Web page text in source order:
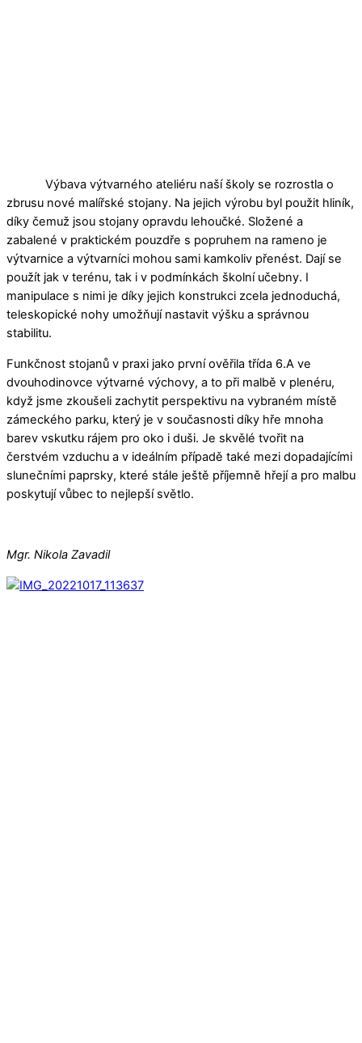
Výbava výtvarného ateliéru naší školy se rozrostla o
zbrusu nové malířské stojany. Na jejich výrobu byl použit hliník,
díky čemuž jsou stojany opravdu lehoučké. Složené a
zabalené v praktickém pouzdře s popruhem na rameno je
výtvarnice a výtvarníci mohou sami kamkoliv přenést. Dají se
použít jak v terénu, tak i v podmínkách školní učebny. I
manipulace s nimi je díky jejich konstrukci zcela jednoduchá,
teleskopické nohy umožňují nastavit výšku a správnou
stabilitu.
Funkčnost stojanů v praxi jako první ověřila třída 6.A ve
dvouhodinovce výtvarné výchovy, a to při malbě v plenéru,
když jsme zkoušeli zachytit perspektivu na vybraném místě
zámeckého parku, který je v současnosti díky hře mnoha
barev vskutku rájem pro oko i duši. Je skvělé tvořit na
čerstvém vzduchu a v ideálním případě také mezi dopadajícími
slunečními paprsky, které stále ještě příjemně hřejí a pro malbu
poskytují vůbec to nejlepší světlo.
Mgr. Nikola Zavadil